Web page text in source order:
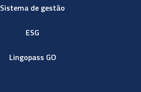
Sistema de gestão
ESG
Lingopass GO